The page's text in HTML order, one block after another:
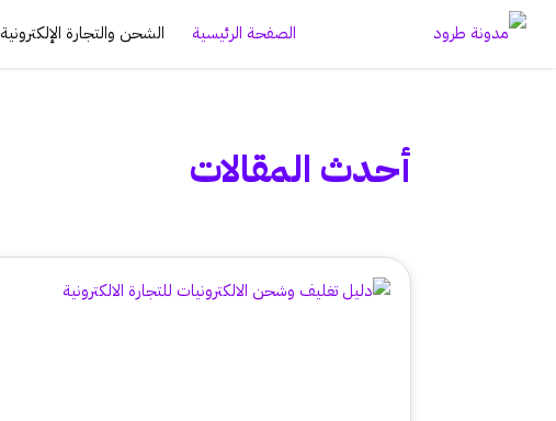
الصفحة الرئيسية الشحن والتجارة الإلكترونية
أحدث المقالات